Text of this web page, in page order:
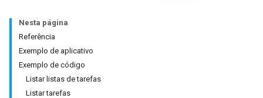
Nesta página
Referência
Exemplo de aplicativo
Exemplo de código
Listar listas de tarefas
Listar tarefas